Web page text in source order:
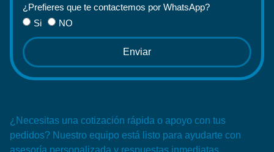
¿Necesitas una cotización rápida o apoyo con tus
pedidos? Nuestro equipo está listo para ayudarte con
asesoría personalizada y respuestas inmediatas.
¿Prefieres que te contactemos por WhatsApp?
Si
NO
Enviar